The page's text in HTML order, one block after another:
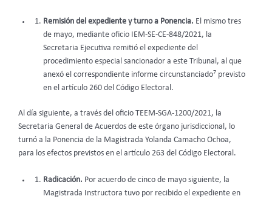
Remisión del expediente y turno a Ponencia. El mismo tres
de mayo, mediante oficio IEM-SE-CE-848/2021, la
Secretaria Ejecutiva remitió el expediente del
procedimiento especial sancionador a este Tribunal, al que
anexó el correspondiente informe circunstanciado7 previsto
en el artículo 260 del Código Electoral.
Al día siguiente, a través del oficio TEEM-SGA-1200/2021, la
Secretaria General de Acuerdos de este órgano jurisdiccional, lo
turnó a la Ponencia de la Magistrada Yolanda Camacho Ochoa,
para los efectos previstos en el artículo 263 del Código Electoral.
Radicación. Por acuerdo de cinco de mayo siguiente, la
Magistrada Instructora tuvo por recibido el expediente en